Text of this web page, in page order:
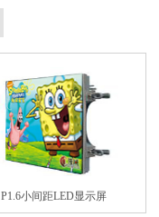
P1.6小间距LED显示屏